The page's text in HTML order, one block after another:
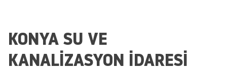
Kütahya
KONYA SU VE
KANALİZASYON İDARESİ